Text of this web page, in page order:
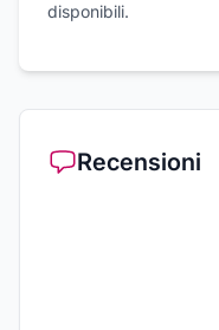
disponibili.
Recensioni